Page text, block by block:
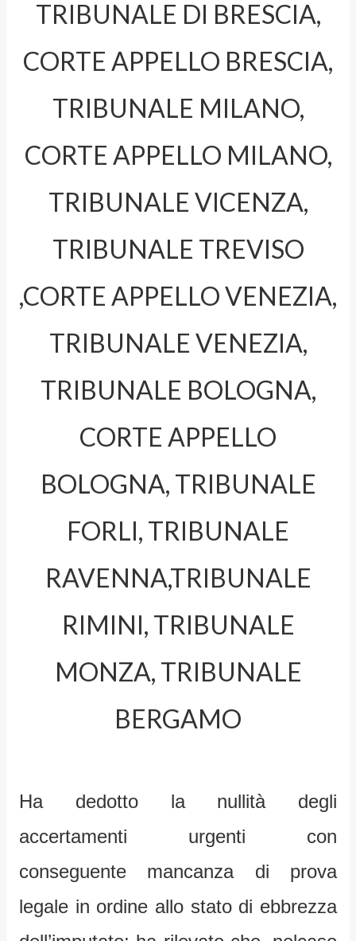
TRIBUNALE DI BRESCIA,
CORTE APPELLO BRESCIA,
TRIBUNALE MILANO,
CORTE APPELLO MILANO,
TRIBUNALE VICENZA,
TRIBUNALE TREVISO
,CORTE APPELLO VENEZIA,
TRIBUNALE VENEZIA,
TRIBUNALE BOLOGNA,
CORTE APPELLO
BOLOGNA, TRIBUNALE
FORLI, TRIBUNALE
RAVENNA,TRIBUNALE
RIMINI, TRIBUNALE
MONZA, TRIBUNALE
BERGAMO
Ha dedotto la nullità degli
accertamenti urgenti con
conseguente mancanza di prova
legale in ordine allo stato di ebbrezza